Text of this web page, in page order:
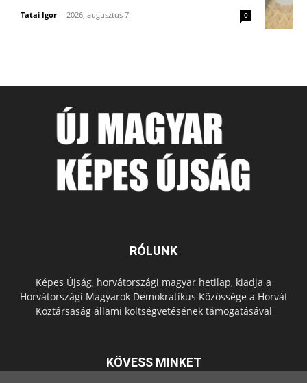
Tatai Igor - 2026, augusztus 7. 0
RÓLUNK
Képes Újság, horvátországi magyar hetilap, kiadja a
Horvátországi Magyarok Demokratikus Közössége a Horvát
Köztársaság állami költségvetésének támogatásával
KÖVESS MINKET